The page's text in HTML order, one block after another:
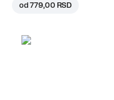
od779,00 RSD